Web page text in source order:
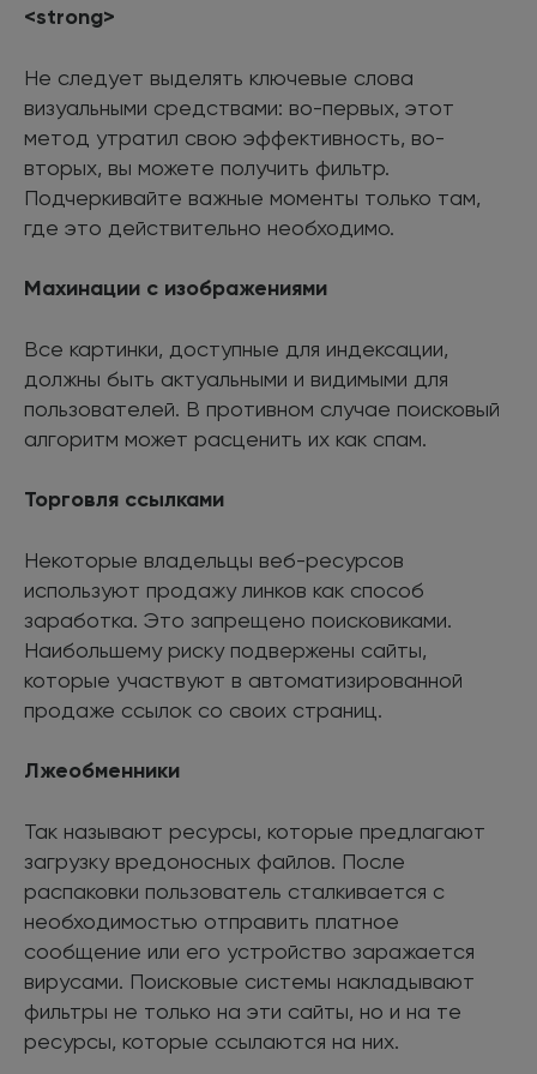
<strong>
Не следует выделять ключевые слова
визуальными средствами: во-первых, этот
метод утратил свою эффективность, во-
вторых, вы можете получить фильтр.
Подчеркивайте важные моменты только там,
где это действительно необходимо.
Махинации с изображениями
Все картинки, доступные для индексации,
должны быть актуальными и видимыми для
пользователей. В противном случае поисковый
алгоритм может расценить их как спам.
Торговля ссылками
Некоторые владельцы веб-ресурсов
используют продажу линков как способ
заработка. Это запрещено поисковиками.
Наибольшему риску подвержены сайты,
которые участвуют в автоматизированной
продаже ссылок со своих страниц.
Лжеобменники
Так называют ресурсы, которые предлагают
загрузку вредоносных файлов. После
распаковки пользователь сталкивается с
необходимостью отправить платное
сообщение или его устройство заражается
вирусами. Поисковые системы накладывают
фильтры не только на эти сайты, но и на те
ресурсы, которые ссылаются на них.